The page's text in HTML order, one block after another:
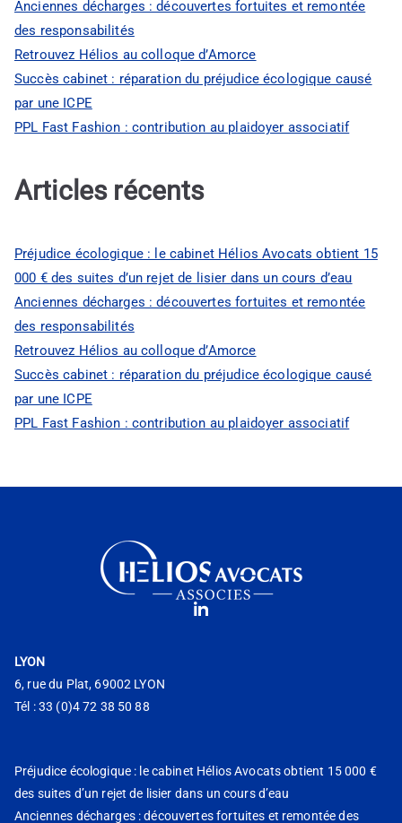
Anciennes décharges : découvertes fortuites et remontée
des responsabilités
Retrouvez Hélios au colloque d’Amorce
Succès cabinet : réparation du préjudice écologique causé
par une ICPE
PPL Fast Fashion : contribution au plaidoyer associatif
Articles récents
Préjudice écologique : le cabinet Hélios Avocats obtient 15
000 € des suites d’un rejet de lisier dans un cours d’eau
Anciennes décharges : découvertes fortuites et remontée
des responsabilités
Retrouvez Hélios au colloque d’Amorce
Succès cabinet : réparation du préjudice écologique causé
par une ICPE
PPL Fast Fashion : contribution au plaidoyer associatif
LYON
6, rue du Plat, 69002 LYON
Tél : 33 (0)4 72 38 50 88
Préjudice écologique : le cabinet Hélios Avocats obtient 15 000 €
des suites d’un rejet de lisier dans un cours d’eau
Anciennes décharges : découvertes fortuites et remontée des